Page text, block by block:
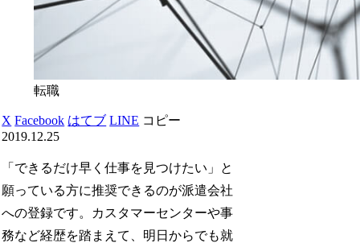
転職
X Facebook はてブ LINE コピー
2019.12.25
「できるだけ早く仕事を見つけたい」と
願っている方に推奨できるのが派遣会社
への登録です。カスタマーセンターや事
務など経歴を踏まえて、明日からでも就